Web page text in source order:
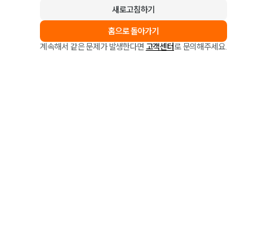
새로고침하기
홈으로 돌아가기
계속해서 같은 문제가 발생한다면 고객센터로 문의해주세요.